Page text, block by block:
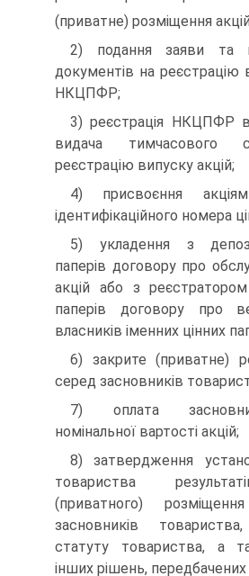
(приватне) розміщення акцій
2) подання заяви та
документів на ре­єстрацію
НКЦПФР;
3) реєстрація НКЦПФР
видача тимча­сового
реєстрацію випуску акцій;
4) присвоєння
ідентифікаційного номера
5) укладення з
паперів договору про
акцій або з
паперів договору про
власників іменних цінних
6) закрите (приватне)
серед засновни­ків
7) оплата
номінальної вартості акцій;
8) затвердження
товариства
(приватного)
засновників
статуту товариства, а
інших рішень,